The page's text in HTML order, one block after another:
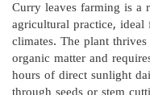
Curry leaves farming is a
agricultural practice,
climates. The plant
organic matter and
hours of direct sunlight